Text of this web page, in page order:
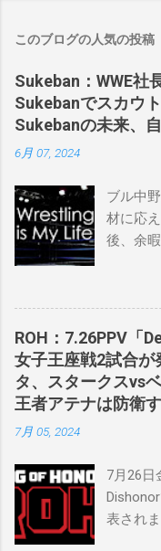
このブログの人気の投稿
Sukeban：WWE社
Sukebanでスカウ
Sukebanの未来、
6月 07, 2024
ブル中
材に応
後、余
ました
の可能
カーン
2023年
れまし
文化の
とがで
好きで
割を果
をとて
ROH：7.26PPV「
女子王座戦2試合
タ、スタークスvs
王者アテナは防衛
7月 05, 2024
7月26日
表され